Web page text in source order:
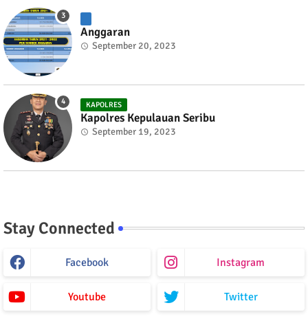
Anggaran
September 20, 2023
KAPOLRES
Kapolres Kepulauan Seribu
September 19, 2023
Stay Connected
Facebook Instagram
Youtube Twitter